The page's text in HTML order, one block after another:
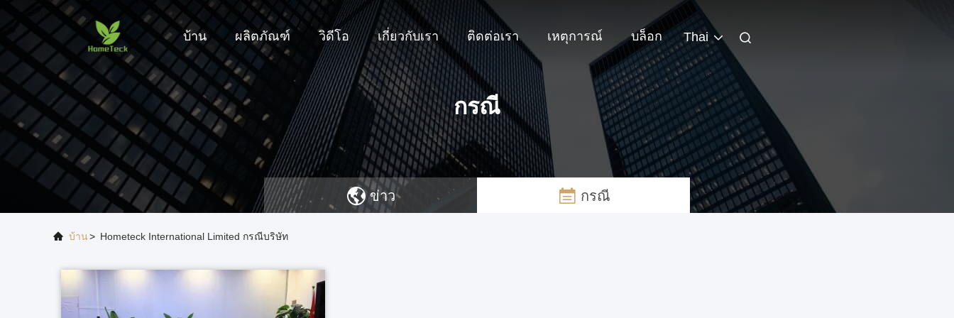
บ้าน ผลิตภัณฑ์ วิดีโอ เกี่ยวกับเรา ติดต่อเรา เหตุการณ์ บล็อก Thai
กรณี
ข่าว กรณี
บ้าน> Hometeck International Limited กรณีบริษัท